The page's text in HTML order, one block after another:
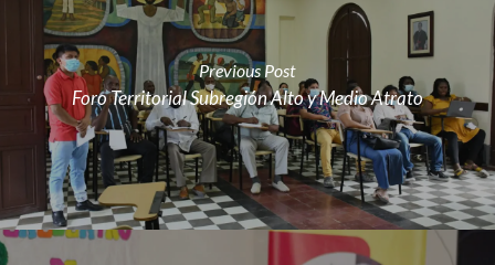
Previous Post
Foro Territorial Subregión Alto y Medio Atrato